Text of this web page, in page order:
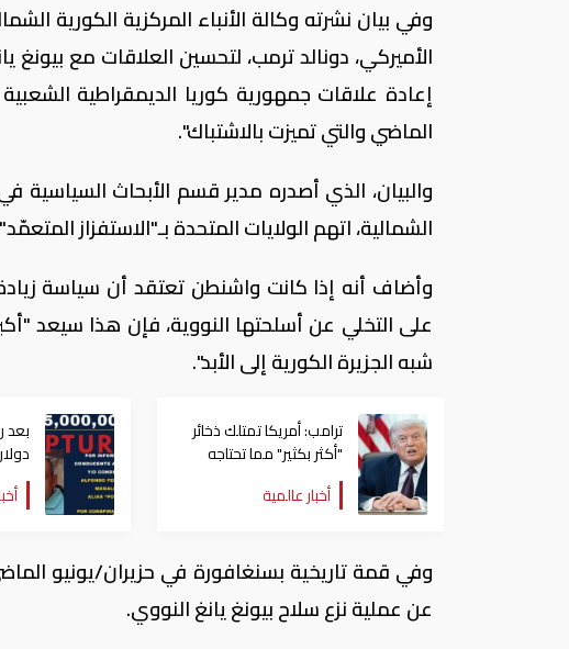
وفي بيان نشرته وكالة الأنباء المركزية الكورية
الأميركي، دونالد ترمب، لتحسين العلاقات مع بيونغ
إعادة علاقات جمهورية كوريا الديمقراطية
الماضي والتي تميزت بالاشتباك".
والبيان، الذي أصدره مدير قسم الأبحاث السياسية في
الشمالية، اتهم الولايات المتحدة بـ"الاستفزاز
وأضاف أنه إذا كانت واشنطن تعتقد أن سياسة
على التخلي عن أسلحتها النووية، فإن هذا سيعد
شبه الجزيرة الكورية إلى الأبد".
ترامب: أمريكا تمتلك ذخائر
"أكثر بكثير" مما تحتاجه
أخبار عالمية
وفي قمة تاريخية بسنغافورة في حزيران/يونيو
عن عملية نزع سلاح بيونغ يانغ النووي.